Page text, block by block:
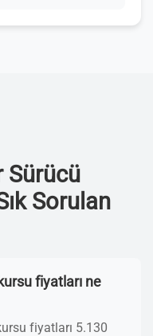
Sürücü
Sorulan
fiyatları ne
fiyatları 5.130